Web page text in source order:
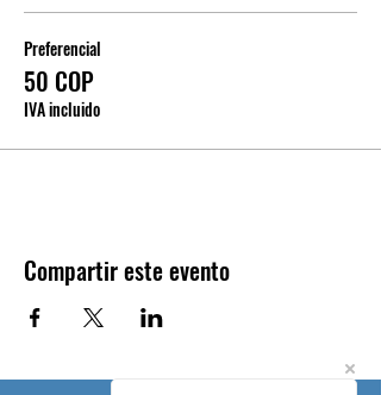
Preferencial
50 COP
IVA incluido
Compartir este evento